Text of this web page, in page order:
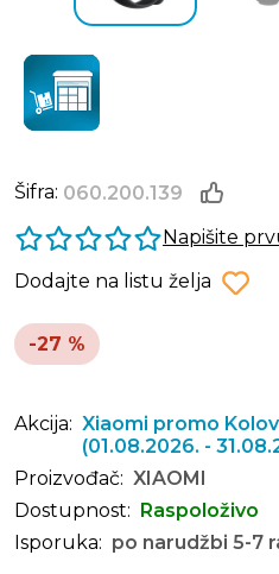
Šifra: 060.200.139
Napišite
Dodajte na listu želja
-27 %
Akcija: Xiaomi promo
(01.08.2026. -
Proizvođač: XIAOMI
Dostupnost:
Raspoloživo
Isporuka: po narudžbi 5-7